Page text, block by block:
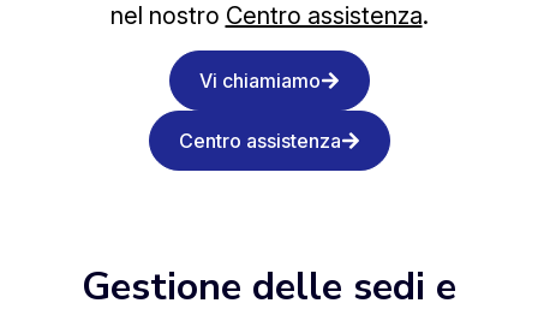
nel nostro Centro assistenza.
Vi chiamiamo
Centro assistenza
Gestione delle sedi e